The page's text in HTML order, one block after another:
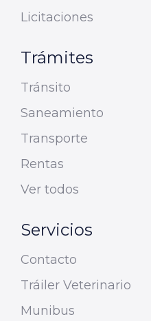
Licitaciones
Trámites
Tránsito
Saneamiento
Transporte
Rentas
Ver todos
Servicios
Contacto
Tráiler Veterinario
Munibus